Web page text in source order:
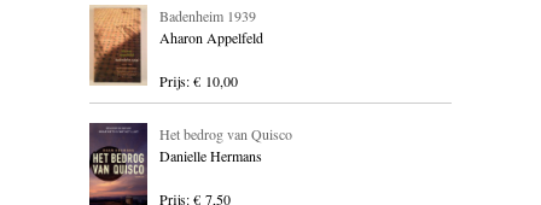
NEDERLAND
DUITSLAND
ENGELAND
ENGELSTALIG
Badenheim 1939
Aharon Appelfeld
Prijs: € 10,00
Het bedrog van Quisco
Danielle Hermans
Prijs: € 7,50